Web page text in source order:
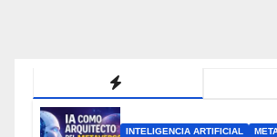
INTELIGENCIA ARTIFICIAL